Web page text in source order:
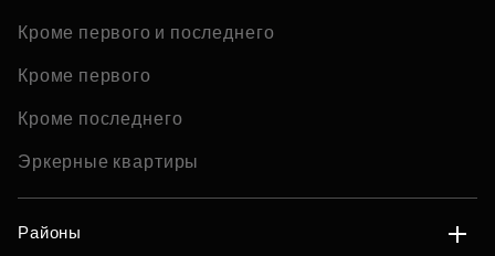
Кроме первого и последнего
Кроме первого
Кроме последнего
Эркерные квартиры
Районы